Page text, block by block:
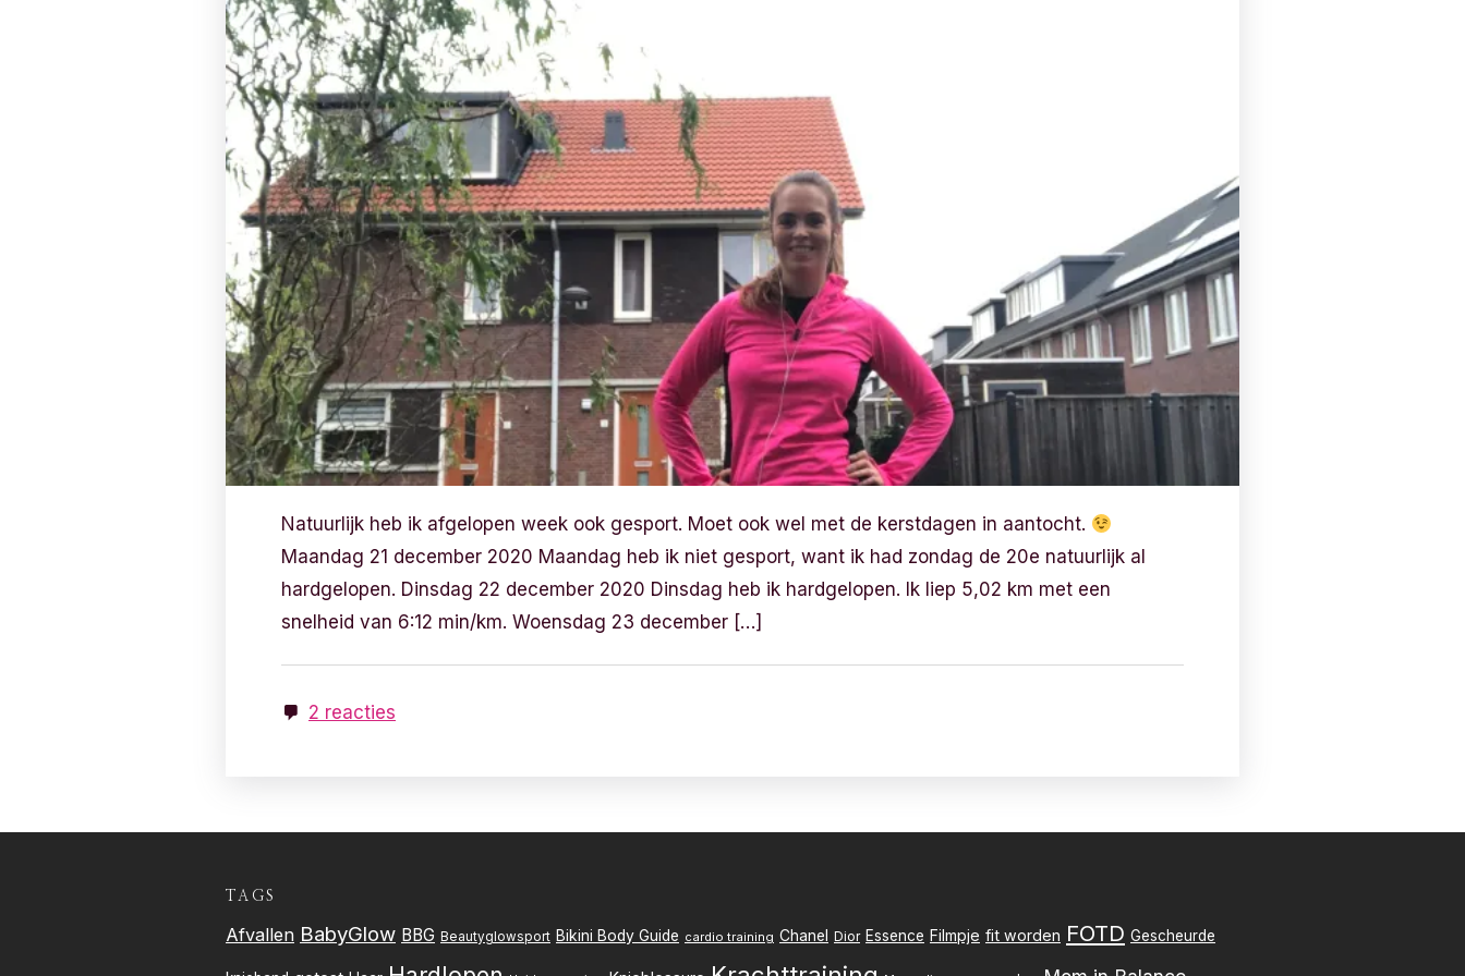
Natuurlijk heb ik afgelopen week ook gesport. Moet ook wel met de kerstdagen in aantocht.
Maandag 21 december 2020 Maandag heb ik niet gesport, want ik had zondag de 20e natuurlijk al
hardgelopen. Dinsdag 22 december 2020 Dinsdag heb ik hardgelopen. Ik liep 5,02 km met een
snelheid van 6:12 min/km. Woensdag 23 december […]
2 reacties
TAGS
Afvallen BabyGlow BBG Beautyglowsport Bikini Body Guide cardio training Chanel Dior Essence Filmpje fit worden FOTD Gescheurde